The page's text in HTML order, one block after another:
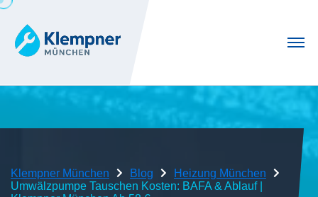
Klempner München Blog
Heizung München
Umwälzpumpe Tauschen Kosten: BAFA & Ablauf |